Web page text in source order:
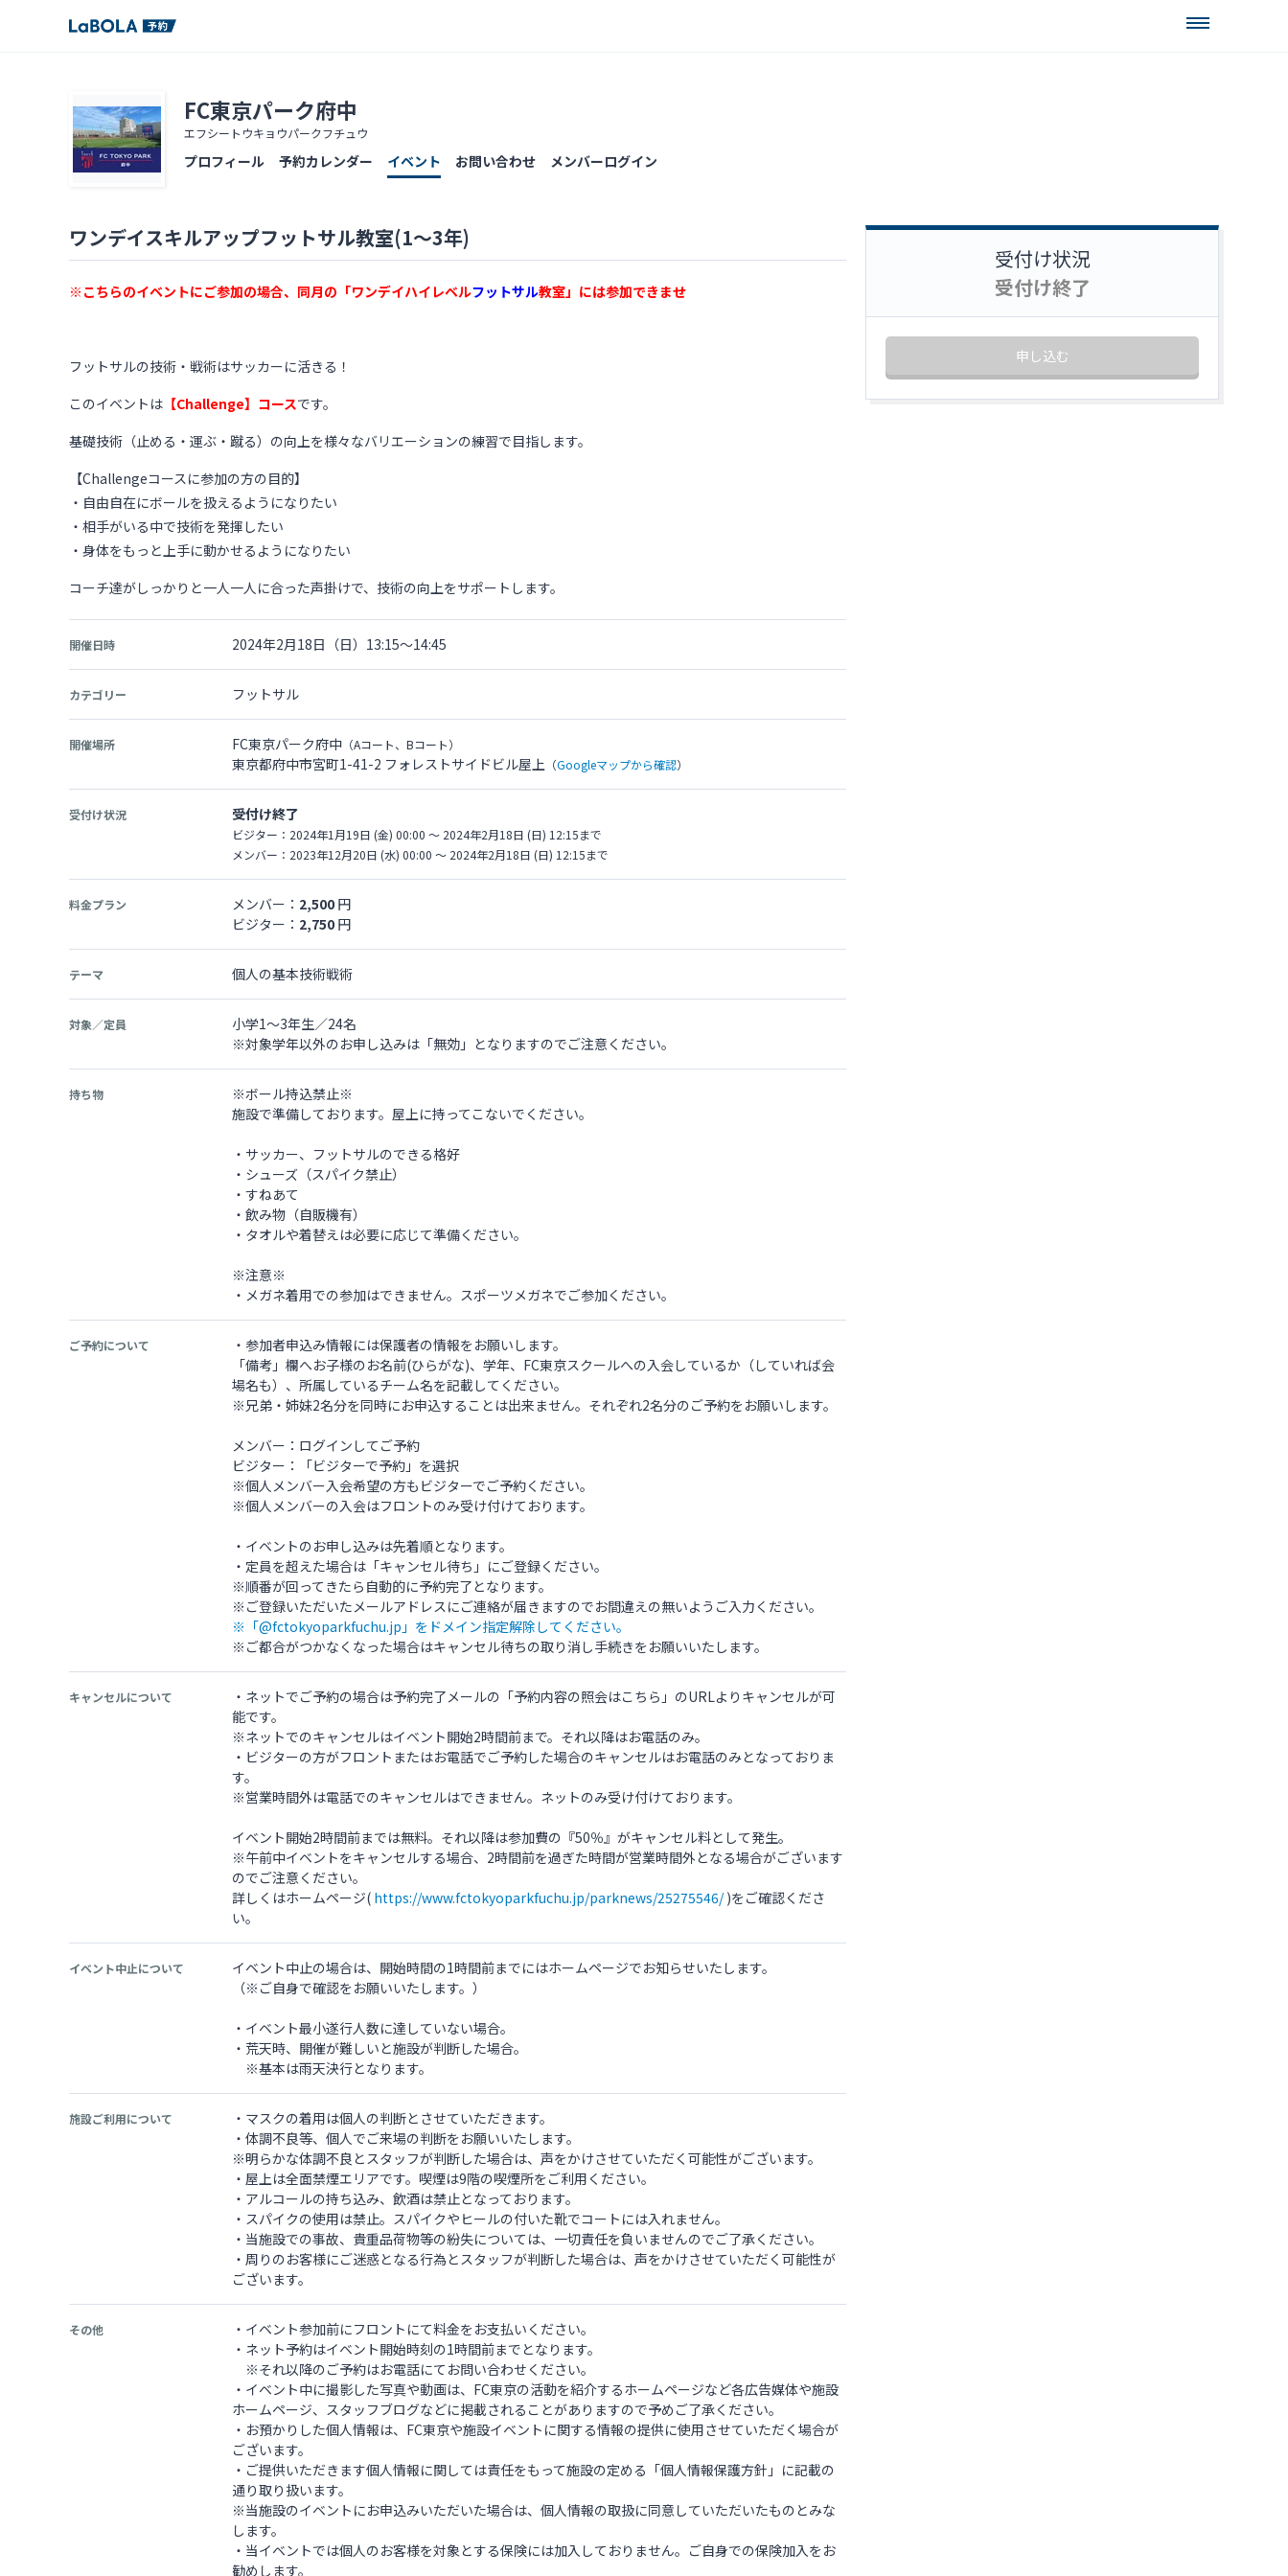
FC東京パーク府中
エフシートウキョウパークフチュウ
プロフィール 予約カレンダー イベント お問い合わせ メンバーログイン
ワンデイスキルアップフットサル教室(1～3年)
※こちらのイベントにご参加の場合、同月の「ワンデイハイレベルフットサル教室」には参加できませ
フットサルの技術・戦術はサッカーに活きる！
このイベントは 【Challenge】コースです。
基礎技術（止める・運ぶ・蹴る）の向上を様々なバリエーションの練習で目指します。
【Challengeコースに参加の方の目的】
・自由自在にボールを扱えるようになりたい
・相手がいる中で技術を発揮したい
・身体をもっと上手に動かせるようになりたい
コーチ達がしっかりと一人一人に合った声掛けで、技術の向上をサポートします。
開催日時 2024年2月18日（日）13:15～14:45
カテゴリー フットサル
開催場所 FC東京パーク府中 （Aコート、Bコート）
東京都府中市宮町1-41-2 フォレストサイドビル屋上 （Googleマップから確認）
受付け状況 受付け終了
ビジター：2024年1月19日 (金) 00:00 〜 2024年2月18日 (日) 12:15まで
メンバー：2023年12月20日 (水) 00:00 〜 2024年2月18日 (日) 12:15まで
料金プラン メンバー： 2,500 円
ビジター： 2,750 円
テーマ 個人の基本技術戦術
対象／定員
小学1～3年生／24名
※対象学年以外のお申し込みは「無効」となりますのでご注意ください。
持ち物
※ボール持込禁止※
施設で準備しております。屋上に持ってこないでください。
・サッカー、フットサルのできる格好
・シューズ（スパイク禁止）
・すねあて
・飲み物（自販機有）
・タオルや着替えは必要に応じて準備ください。
※注意※
・メガネ着用での参加はできません。スポーツメガネでご参加ください。
ご予約について
・参加者申込み情報には保護者の情報をお願いします。
「備考」欄へお子様のお名前(ひらがな)、学年、FC東京スクールへの入会しているか（していれば会
場名も）、所属しているチーム名を記載してください。
※兄弟・姉妹2名分を同時にお申込することは出来ません。それぞれ2名分のご予約をお願いします。
メンバー：ログインしてご予約
ビジター：「ビジターで予約」を選択
※個人メンバー入会希望の方もビジターでご予約ください。
※個人メンバーの入会はフロントのみ受け付けております。
・イベントのお申し込みは先着順となります。
・定員を超えた場合は「キャンセル待ち」にご登録ください。
※順番が回ってきたら自動的に予約完了となります。
※「@fctokyoparkfuchu.jp」をドメイン指定解除してください。
※ご都合がつかなくなった場合はキャンセル待ちの取り消し手続きをお願いいたします。
キャンセルについて
・ネットでご予約の場合は予約完了メールの「予約内容の照会はこちら」のURLよりキャンセルが可
能です。
※ネットでのキャンセルはイベント開始2時間前まで。それ以降はお電話のみ。
・ビジターの方がフロントまたはお電話でご予約した場合のキャンセルはお電話のみとなっておりま
す。
※営業時間外は電話でのキャンセルはできません。ネットのみ受け付けております。
イベント開始2時間前までは無料。それ以降は参加費の『50％』がキャンセル料として発生。
※午前中イベントをキャンセルする場合、2時間前を過ぎた時間が営業時間外となる場合がございます
のでご注意ください。
詳しくはホームページ( https://www.fctokyoparkfuchu.jp/parknews/25275546/)をご確認くださ
い。
イベント中止について
イベント中止の場合は、開始時間の1時間前までにはホームページでお知らせいたします。
（※ご自身で確認をお願いいたします。）
・イベント最小遂行人数に達していない場合。
・荒天時、開催が難しいと施設が判断した場合。
※基本は雨天決行となります。
施設ご利用について
・マスクの着用は個人の判断とさせていただきます。
・体調不良等、個人でご来場の判断をお願いいたします。
※明らかな体調不良とスタッフが判断した場合は、声をかけさせていただく可能性がございます。
・屋上は全面禁煙エリアです。喫煙は9階の喫煙所をご利用ください。
・アルコールの持ち込み、飲酒は禁止となっております。
・スパイクの使用は禁止。スパイクやヒールの付いた靴でコートには入れません。
・当施設での事故、貴重品荷物等の紛失については、一切責任を負いませんのでご了承ください。
・周りのお客様にご迷惑となる行為とスタッフが判断した場合は、声をかけさせていただく可能性が
ございます。
その他
・イベント参加前にフロントにて料金をお支払いください。
・ネット予約はイベント開始時刻の1時間前までとなります。
※それ以降のご予約はお電話にてお問い合わせください。
・イベント中に撮影した写真や動画は、FC東京の活動を紹介するホームページなど各広告媒体や施設
ホームページ、スタッフブログなどに掲載されることがありますので予めご了承ください。
・お預かりした個人情報は、FC東京や施設イベントに関する情報の提供に使用させていただく場合が
ございます。
・ご提供いただきます個人情報に関しては責任をもって施設の定める「個人情報保護方針」に記載の
通り取り扱います。
※当施設のイベントにお申込みいただいた場合は、個人情報の取扱に同意していただいたものとみな
します。
・当イベントでは個人のお客様を対象とする保険には加入しておりません。ご自身での保険加入をお
勧めします。
受付け状況
受付け終了
申し込む